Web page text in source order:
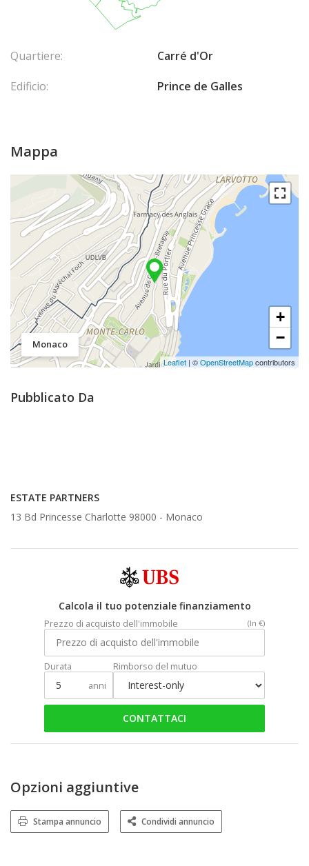
Quartiere:
Carré d'Or
Edificio:
Prince de Galles
Mappa
Monaco
+
−
Leaflet | ©OpenStreetMapcontributors
Pubblicato Da
ESTATE PARTNERS
13 Bd Princesse Charlotte 98000 - Monaco
Calcola il tuo potenziale finanziamento
Prezzo di acquisto dell'immobile (In €)
Durata
anni
Rimborso del mutuo
CONTATTACI
Opzioni aggiuntive
Stampa annuncio Condividi annuncio